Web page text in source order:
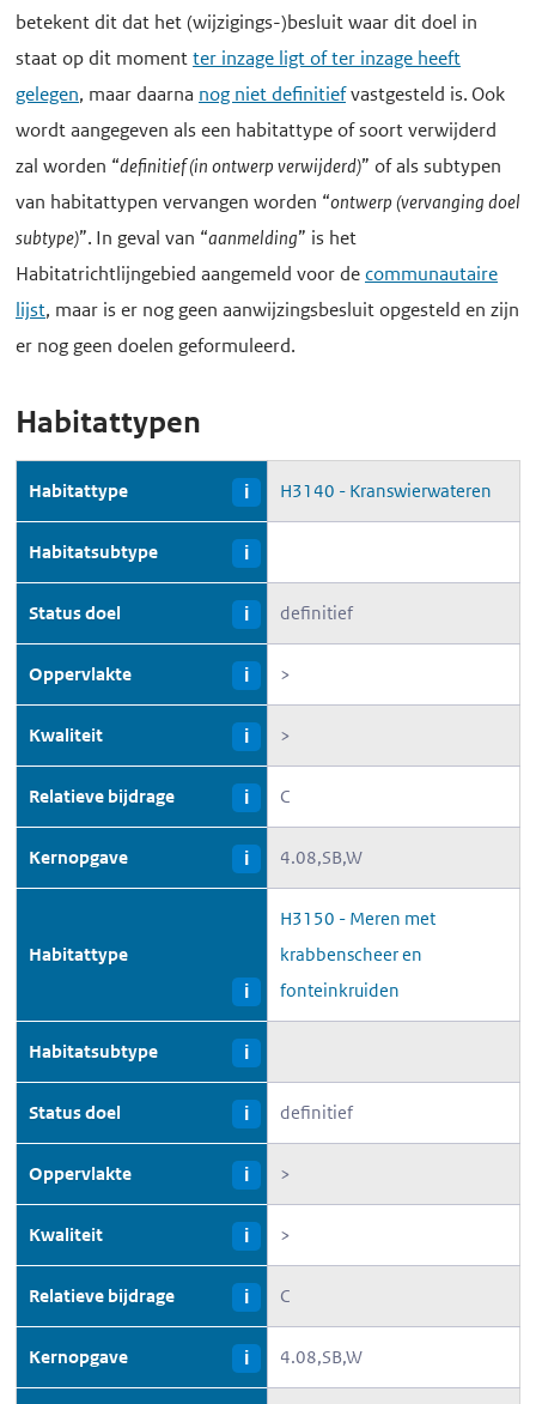
betekent dit dat het (wijzigings-)besluit waar dit doel in
staat op dit momentter inzage ligt of ter inzage heeft
gelegen, maar daarna nog niet definitiefvastgesteld is. Ook
wordt aangegeven als een habitattype of soort verwijderd
zal worden “definitief (in ontwerp verwijderd)” of als subtypen
van habitattypen vervangen worden “ontwerp (vervanging doel
subtype)”. In geval van “aanmelding” is het
Habitatrichtlijngebied aangemeld voor decommunautaire
lijst, maar is er nog geen aanwijzingsbesluit opgesteld en zijn
er nog geen doelen geformuleerd.
Habitattypen
Habitattype i H3140 - Kranswierwateren
Habitatsubtype i
Status doel i definitief
Oppervlakte i >
Kwaliteit i >
Relatieve bijdrage i C
Kernopgave i 4.08,SB,W
Habitattype
i
H3150 - Meren met
krabbenscheer en
fonteinkruiden
Habitatsubtype i
Status doel i definitief
Oppervlakte i >
Kwaliteit i >
Relatieve bijdrage i C
Kernopgave i 4.08,SB,W